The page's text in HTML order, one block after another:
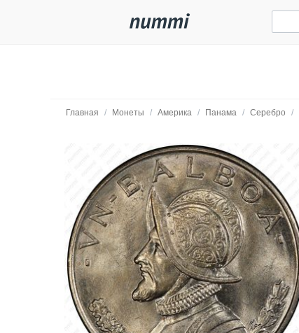
Главная / Монеты / Америка / Панама / Серебро /